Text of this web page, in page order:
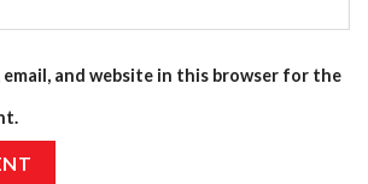
email, and website in this browser for the